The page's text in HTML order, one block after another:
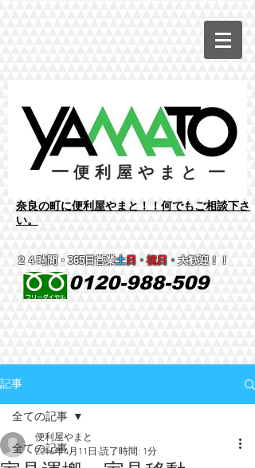
0120-988-509
２４時間 ・365日営業土日 ・祝日 ・大歓迎！！
​奈良の町に便利屋やまと！！何でもご相談下さ
い。
ー 便利屋やまと ー
記事
全ての記事
全ての記事
便利屋やまと
2016年4月11日 読了時間: 1分